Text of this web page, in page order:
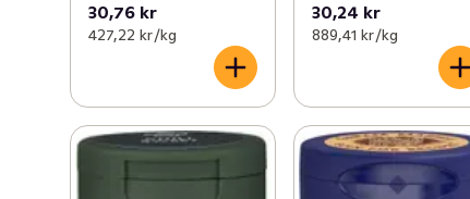
30,76 kr
427,22 kr /kg
30,24 kr
889,41 kr /kg